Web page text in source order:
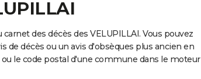
des décès des VELUPILLAI. Vous pouvez
de décès ou un avis d'obsèques plus ancien en
le code postal d'une commune dans le moteur